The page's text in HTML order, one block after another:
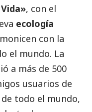
, con el
ecología
con la
el mundo. La
a más de 500
usuarios de
todo el mundo,